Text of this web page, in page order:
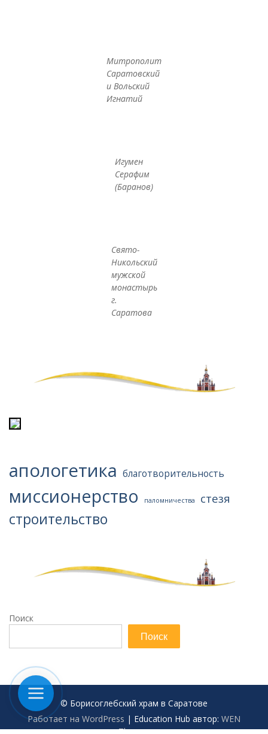
Митрополит
Саратовский
и Вольский
Игнатий
Игумен
Серафим
(Баранов)
Свято-
Никольский
мужской
монастырь
г.
Саратова
апологетика благотворительность
миссионерство паломничества стезя
строительство
Поиск
Поиск
© Борисоглебский храм в Саратове
Работает на WordPress | Education Hub автор: WEN
Themes